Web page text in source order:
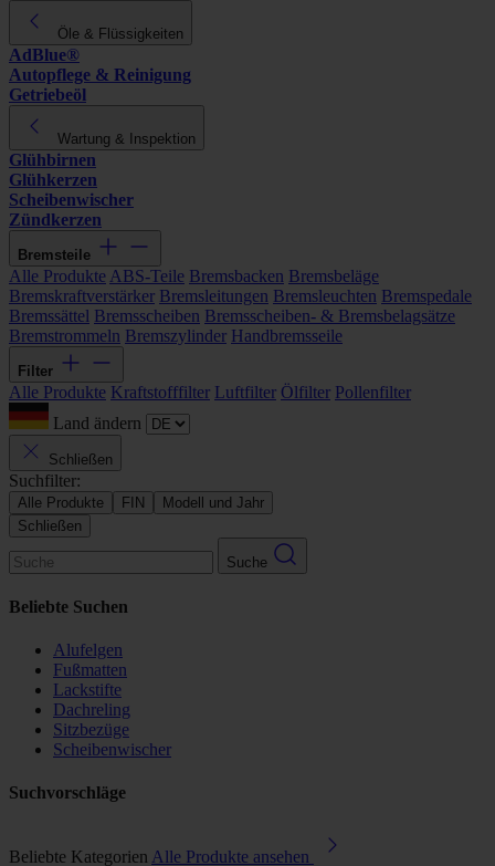
Öle & Flüssigkeiten
AdBlue®
Autopflege & Reinigung
Getriebeöl
Wartung & Inspektion
Glühbirnen
Glühkerzen
Scheibenwischer
Zündkerzen
Bremsteile
Alle Produkte ABS-Teile Bremsbacken Bremsbeläge
Bremskraftverstärker Bremsleitungen Bremsleuchten Bremspedale
Bremssättel Bremsscheiben Bremsscheiben- & Bremsbelagsätze
Bremstrommeln Bremszylinder Handbremsseile
Filter
Alle Produkte Kraftstofffilter Luftfilter Ölfilter Pollenfilter
Land ändern
Schließen
Suchfilter:
Alle Produkte FIN
Modell und Jahr
Schließen
Suche
Beliebte Suchen
Alufelgen
Fußmatten
Lackstifte
Dachreling
Sitzbezüge
Scheibenwischer
Suchvorschläge
Beliebte Kategorien Alle Produkte ansehen